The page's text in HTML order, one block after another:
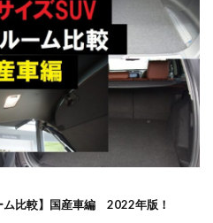
ム比較】国産車編 2022年版！